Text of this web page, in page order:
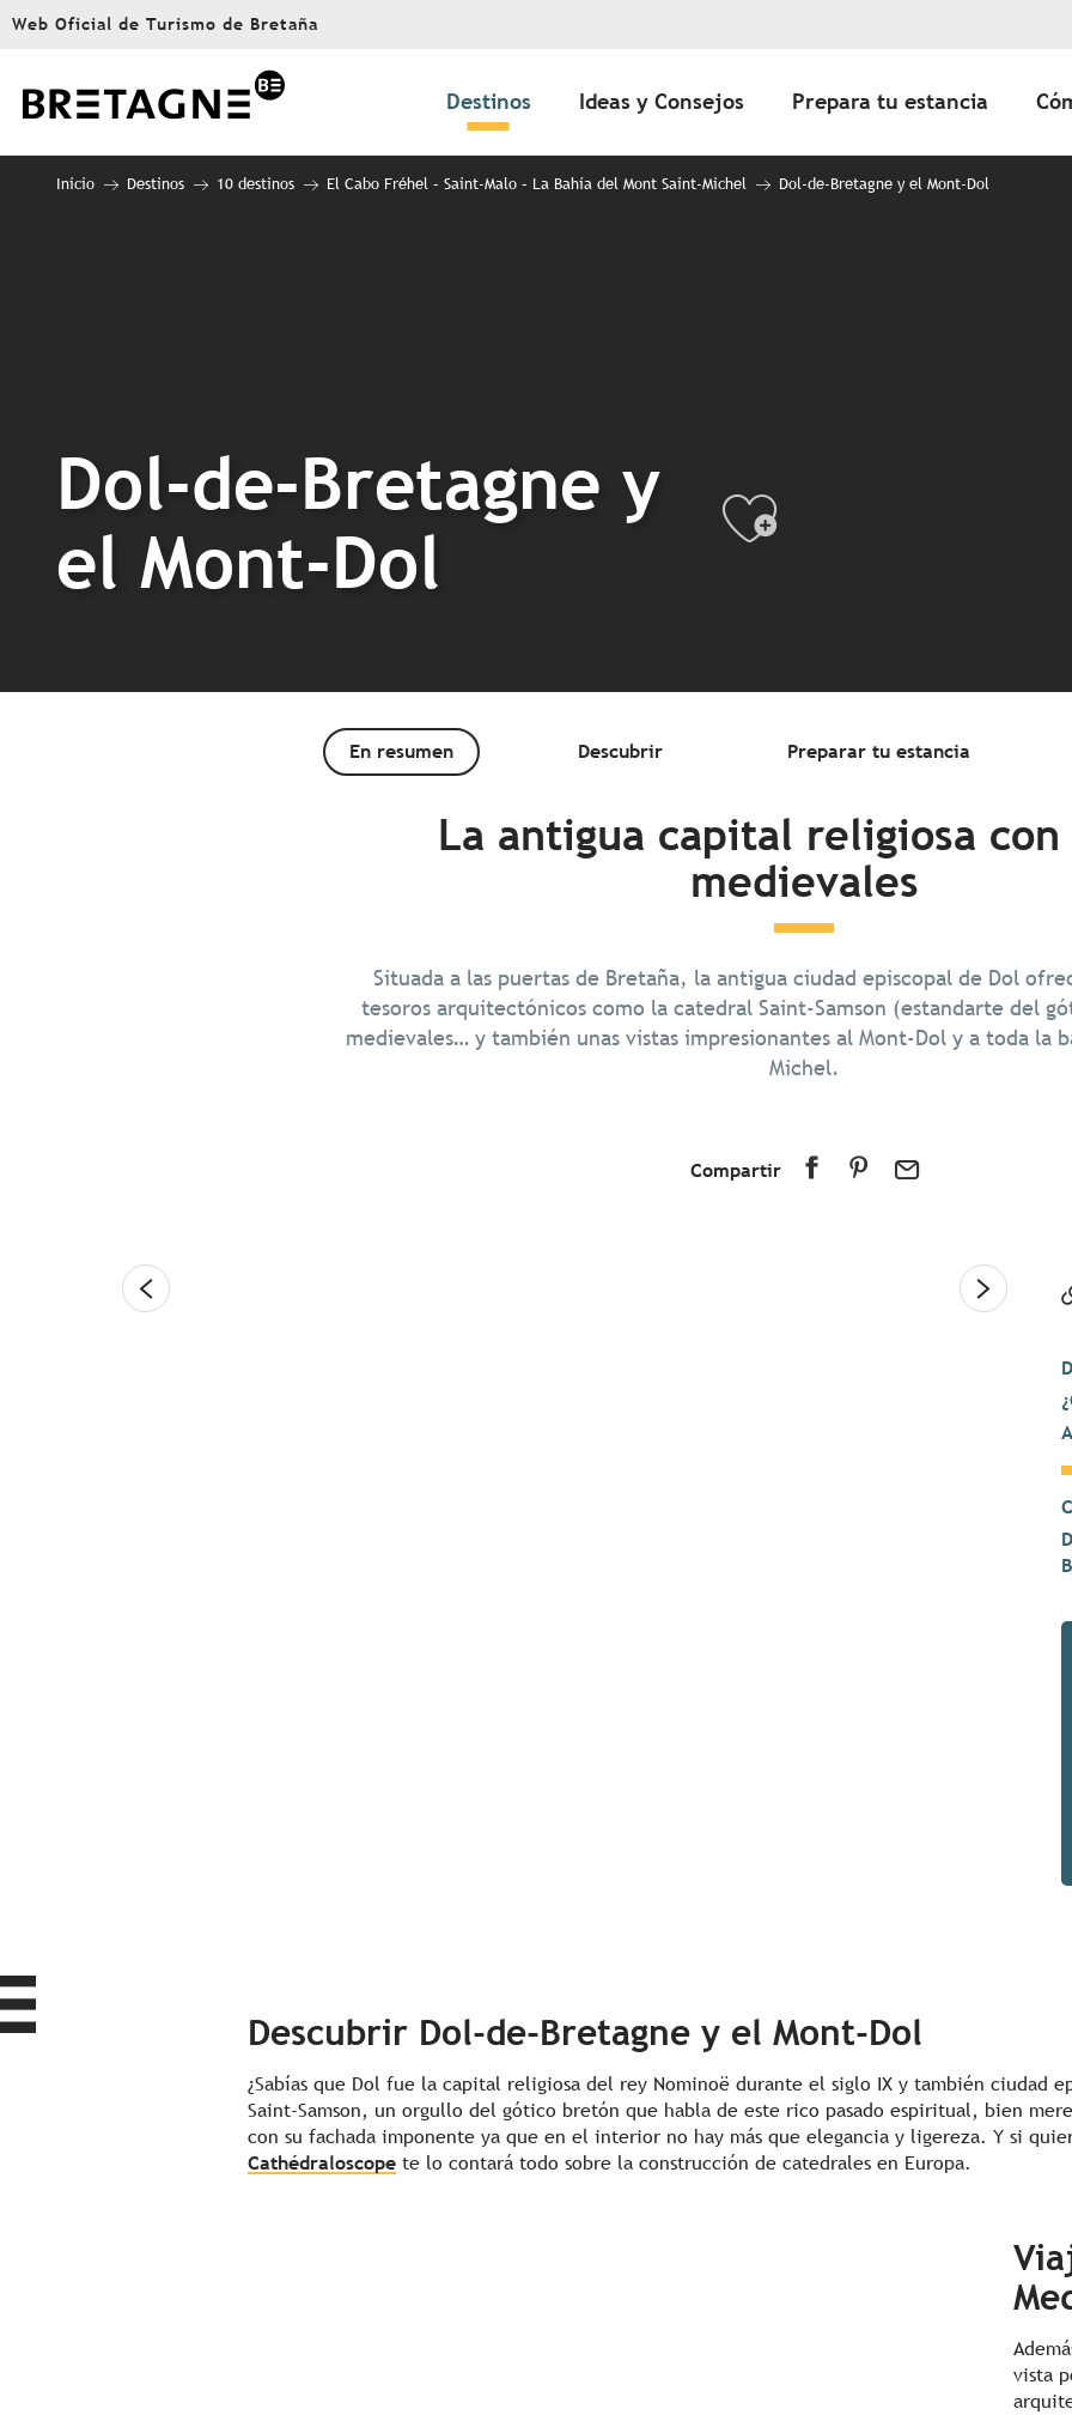
Aller
principal
Web Oficial de Turismo de Bretaña
Destinos Ideas y Consejos Prepara tu estancia
Inicio Destinos 10 destinos El Cabo Fréhel – Saint-Malo – La Bahía del Mont Saint-Michel Dol-de-Bretagne y el Mont-Dol
Dol-de-Bretagne y
el Mont-Dol
Ajouter
En resumen Descubrir Preparar tu estancia
La antigua capital religiosa con
medievales
Situada a las puertas de Bretaña, la antigua ciudad episcopal de Dol
tesoros arquitectónicos como la catedral Saint-Samson (estandarte del
medievales… y también unas vistas impresionantes al Mont-Dol y a toda la
Michel.
Compartir
Descubrir Dol-de-Bretagne y el Mont-Dol
¿Sabías que Dol fue la capital religiosa del rey Nominoë durante el siglo IX y también ciudad
Saint-Samson, un orgullo del gótico bretón que habla de este rico pasado espiritual, bien
con su fachada imponente ya que en el interior no hay más que elegancia y ligereza. Y si
Cathédraloscope te lo contará todo sobre la construcción de catedrales en Europa.
vista